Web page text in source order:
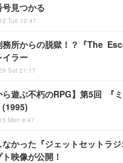
号見つかる
Tue 12:47
務所からの脱獄！？『The
イラー
Sat 21:17
ら遊ぶ不朽のRPG】第5回 『
(1995)
Mon 8:47
かった『ジェットセットラ
ト映像が公開！